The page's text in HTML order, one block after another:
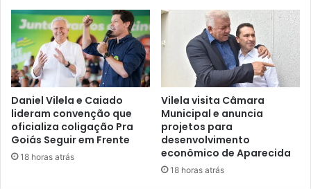
Daniel Vilela e Caiado
lideram convenção que
oficializa coligação Pra
Goiás Seguir em Frente
18 horas atrás
Vilela visita Câmara
Municipal e anuncia
projetos para
desenvolvimento
econômico de Aparecida
18 horas atrás